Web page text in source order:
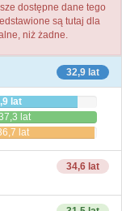
dostępne dane tego
są tutaj dla
niż żadne.
32,9 lat
lat
lat
lat
34,6 lat